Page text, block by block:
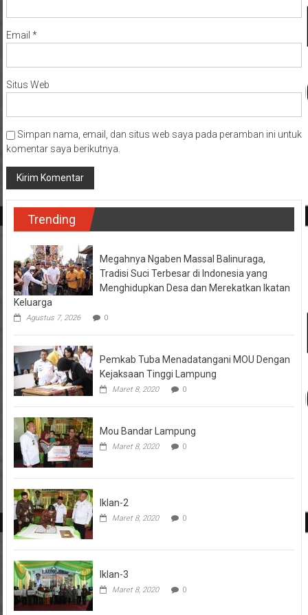
Email *
Situs Web
Simpan nama, email, dan situs web saya pada peramban ini untuk
komentar saya berikutnya.
Trending
Megahnya Ngaben Massal Balinuraga,
Tradisi Suci Terbesar di Indonesia yang
Menghidupkan Desa dan Merekatkan Ikatan
Keluarga
Agustus 7, 2026 0
Pemkab Tuba Menadatangani MOU Dengan
Kejaksaan Tinggi Lampung
Maret 8, 2020 0
Mou Bandar Lampung
Maret 8, 2020 0
Iklan-2
Maret 8, 2020 0
Iklan-3
Maret 8, 2020 0